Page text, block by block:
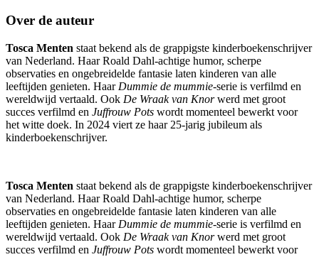
Over de auteur
Tosca Menten staat bekend als de grappigste kinderboekenschrijver
van Nederland. Haar Roald Dahl-achtige humor, scherpe
observaties en ongebreidelde fantasie laten kinderen van alle
leeftijden genieten. Haar Dummie de mummie-serie is verfilmd en
wereldwijd vertaald. Ook De Wraak van Knorwerd met groot
succes verfilmd en Juffrouw Pots wordt momenteel bewerkt voor
het witte doek. In 2024 viert ze haar 25-jarig jubileum als
kinderboekenschrijver.
Tosca Menten staat bekend als de grappigste kinderboekenschrijver
van Nederland. Haar Roald Dahl-achtige humor, scherpe
observaties en ongebreidelde fantasie laten kinderen van alle
leeftijden genieten. Haar Dummie de mummie-serie is verfilmd en
wereldwijd vertaald. Ook De Wraak van Knorwerd met groot
succes verfilmd en Juffrouw Pots wordt momenteel bewerkt voor